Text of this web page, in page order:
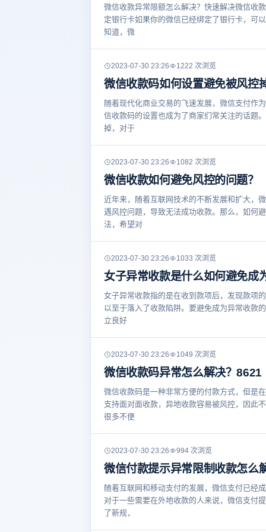
微信收款异常限额怎么解决？快速解决微信收
定银行卡如果你的微信已经绑定了银行卡，可
知道，微
2023-07-30 23:26 1222 次浏览
微信收款码如何设置避免被风控
随着现代化商业交易的飞速发展，微信支付作
信收款码的设置也成为了商家们常关注的话题
掉，对于
2023-07-30 23:26 1082 次浏览
微信收款如何避免风控的问题？
近年来，随着互联网技术的不断发展和扩大，
遇风控问题，导致无法成功收款。那么，如何
法，希望对
2023-07-30 23:26 1033 次浏览
女子异常收款是什么如何避免成
女子异常收款指的是在收到款项后，发现款项
以至于落入了收款陷阱。要避免成为异常收款
立良好
2023-07-30 23:26 1049 次浏览
微信收款码异常怎么解决？8621
微信收款码是一种非常方便的付款方式，但是
支持面对面收款，异地收款容易被风控，因此
很多不便
2023-07-30 23:26 994 次浏览
微信付款提示异常限制收款怎么
随着互联网和移动支付的发展，微信支付已经
对于一些需要在外地收款的人来说，微信支付
了新规，